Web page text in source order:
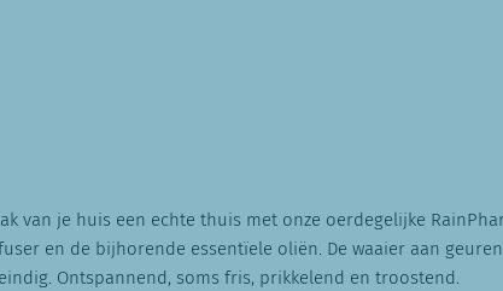
van je huis een echte thuis met onze oerdegelijke
en de bijhorende essentïele oliën. De waaier aan
Ontspannend, soms fris, prikkelend en troostend.